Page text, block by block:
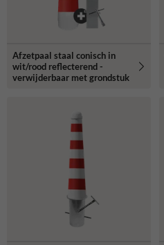
Afzetpaal staal conisch in
wit/rood reflecterend -
verwijderbaar met grondstuk